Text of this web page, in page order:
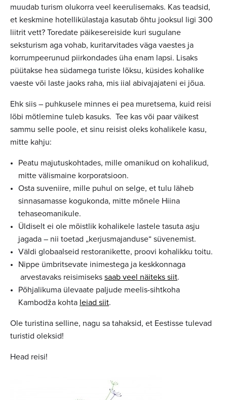
muudab turism olukorra veel keerulisemaks. Kas teadsid,
et keskmine hotellikülastaja kasutab õhtu jooksul ligi 300
liitrit vett? Toredate päikesereiside kuri sugulane
seksturism aga vohab, kuritarvitades väga vaestes ja
korrumpeerunud piirkondades üha enam lapsi. Lisaks
püütakse hea südamega turiste lõksu, küsides kohalike
vaeste või laste jaoks raha, mis iial abivajajateni ei jõua.
Ehk siis – puhkusele minnes ei pea muretsema, kuid reisi
lõbi mõtlemine tuleb kasuks. Tee kas või paar väikest
sammu selle poole, et sinu reisist oleks kohalikele kasu,
mitte kahju:
Peatu majutuskohtades, mille omanikud on kohalikud,
mitte välismaine korporatsioon.
Osta suveniire, mille puhul on selge, et tulu läheb
sinnasamasse kogukonda, mitte mõnele Hiina
tehaseomanikule.
Üldiselt ei ole mõistlik kohalikele lastele tasuta asju
jagada – nii toetad „kerjusmajanduse“ süvenemist.
Väldi globaalseid restoranikette, proovi kohalikku toitu.
Nippe ümbritsevate inimestega ja keskkonnaga
arvestavaks reisimiseks saab veel näiteks siit.
Põhjalikuma ülevaate paljude meelis-sihtkoha
Kambodža kohta leiad siit.
Ole turistina selline, nagu sa tahaksid, et Eestisse tulevad
turistid oleksid!
Head reisi!